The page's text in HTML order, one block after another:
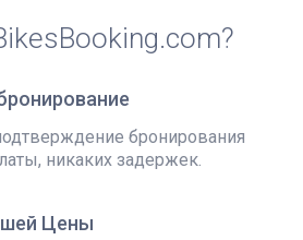
бронирования
никаких задержек.
Цены